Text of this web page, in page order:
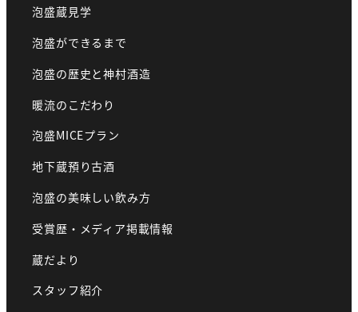
泡盛蔵見学
泡盛ができるまで
泡盛の歴史と神村酒造
暖流のこだわり
泡盛MICEプラン
地下蔵預り古酒
泡盛の美味しい飲み方
受賞歴・メディア掲載情報
蔵だより
スタッフ紹介